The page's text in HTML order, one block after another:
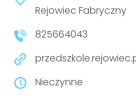
niepełnosprawnościami
Prawo
Prawa osób z
Urządzenia IoT
Rejowiec Fabryczny
825664043
Nieczynne